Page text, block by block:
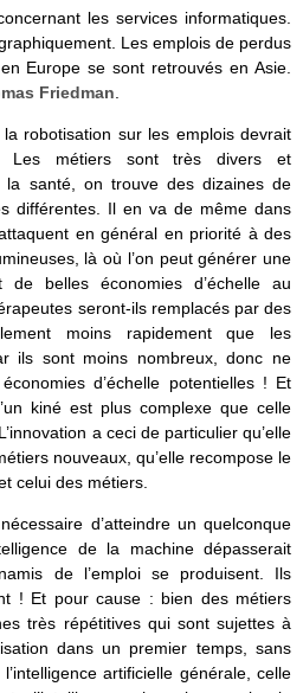
les services informatiques.
Les emplois de perdus
Europe se sont retrouvés en Asie.
Friedman
robotisation sur les emplois devrait
Les métiers sont très divers et
la santé, on trouve des dizaines de
différentes. Il en va de même dans
en général en priorité à des
là où l’on peut générer une
de belles économies d’échelle au
seront-ils remplacés par des
moins rapidement que les
ils sont moins nombreux, donc ne
d’échelle potentielles ! Et
kiné est plus complexe que celle
a ceci de particulier qu’elle
nouveaux, qu’elle recompose le
celui des métiers.
d’atteindre un quelconque
de la machine dépasserait
de l’emploi se produisent. Ils
! Et pour cause : bien des métiers
très répétitives qui sont sujettes à
dans un premier temps, sans
artificielle générale, celle